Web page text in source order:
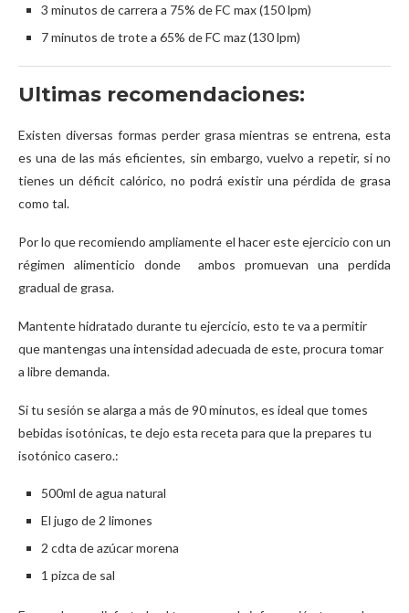
3 minutos de carrera a 75% de FC max (150 lpm)
7 minutos de trote a 65% de FC maz (130 lpm)
Ultimas recomendaciones:
Existen diversas formas perder grasa mientras se entrena, esta
es una de las más eficientes, sin embargo, vuelvo a repetir, si no
tienes un déficit calórico, no podrá existir una pérdida de grasa
como tal.
Por lo que recomiendo ampliamente el hacer este ejercicio con un
régimen alimenticio donde ambos promuevan una perdida
gradual de grasa.
Mantente hidratado durante tu ejercicio, esto te va a permitir
que mantengas una intensidad adecuada de este, procura tomar
a libre demanda.
Si tu sesión se alarga a más de 90 minutos, es ideal que tomes
bebidas isotónicas, te dejo esta receta para que la prepares tu
isotónico casero.:
500ml de agua natural
El jugo de 2 limones
2 cdta de azúcar morena
1 pizca de sal